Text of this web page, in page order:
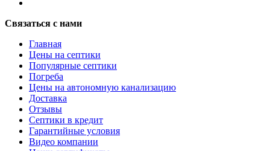
Связаться с нами
Главная
Цены на септики
Популярные септики
Погреба
Цены на автономную канализацию
Доставка
Отзывы
Септики в кредит
Гарантийные условия
Видео компании